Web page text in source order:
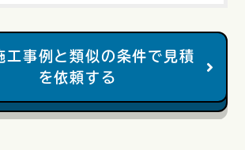
工事例と類似の条件で見積
を依頼する